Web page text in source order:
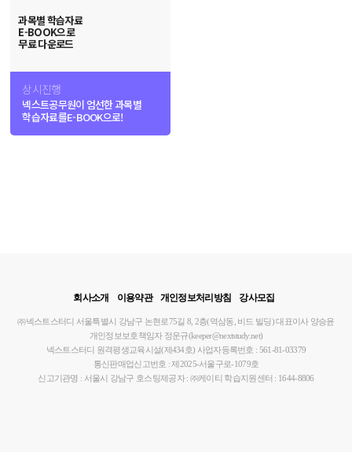
과목별 학습자료
E-BOOK으로
무료 다운로드
상시진행
넥스트공무원이 엄선한 과목별
학습자료를E-BOOK으로!
회사소개 이용약관 개인정보처리방침 강사모집
㈜넥스트스터디 서울특별시 강남구 논현로75길 8, 2층(역삼동, 비드 빌딩)대표이사 양승윤
개인정보보호책임자 정운규(keeper@nextstudy.net)
넥스트스터디 원격평생교육시설(제434호) 사업자등록번호 : 561-81-03379
통신판매업신고번호 : 제2025-서울구로-1079호
신고기관명 : 서울시 강남구 호스팅제공자 : ㈜케이티 학습지원센터 : 1644-8806